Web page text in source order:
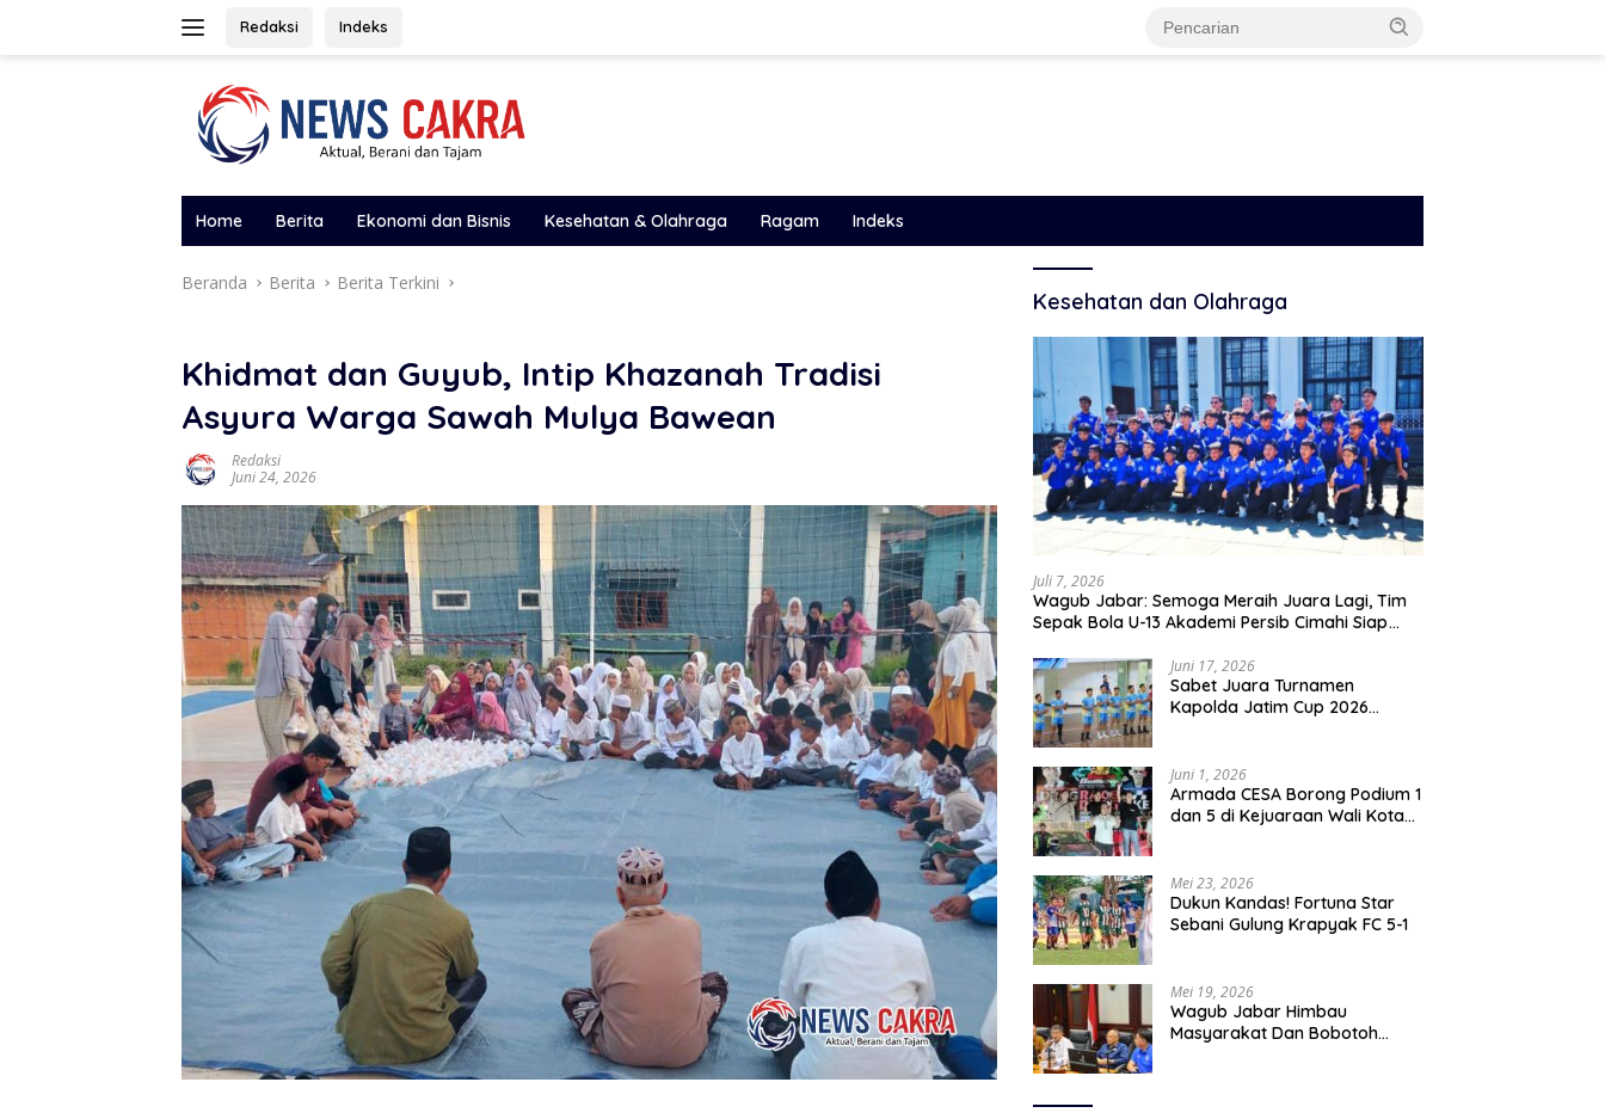
Redaksi Indeks
Home Berita Ekonomi dan Bisnis Kesehatan & Olahraga Ragam Indeks
Beranda Berita Berita Terkini
Khidmat dan Guyub, Intip Khazanah Tradisi
Asyura Warga Sawah Mulya Bawean
Redaksi
Juni 24, 2026
Kesehatan dan Olahraga
Juli 7, 2026
Wagub Jabar: Semoga Meraih Juara Lagi, Tim
Sepak Bola U-13 Akademi Persib Cimahi Siap
Juni 17, 2026
Sabet Juara Turnamen
Kapolda Jatim Cup 2026
Membanggakan
Juni 1, 2026
Armada CESA Borong Podium 1
dan 5 di Kejuaraan Wali Kota
Mei 23, 2026
Dukun Kandas! Fortuna Star
Sebani Gulung Krapyak FC 5-1
Mei 19, 2026
Wagub Jabar Himbau
Masyarakat Dan Bobotoh